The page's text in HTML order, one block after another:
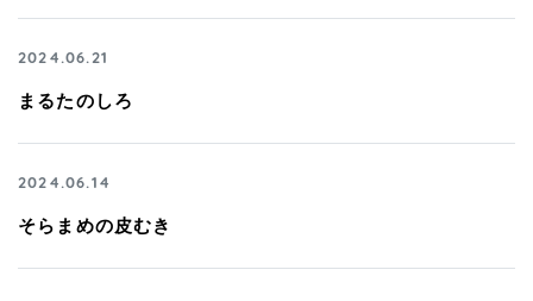
2024.06.21
まるたのしろ
2024.06.14
そらまめの皮むき